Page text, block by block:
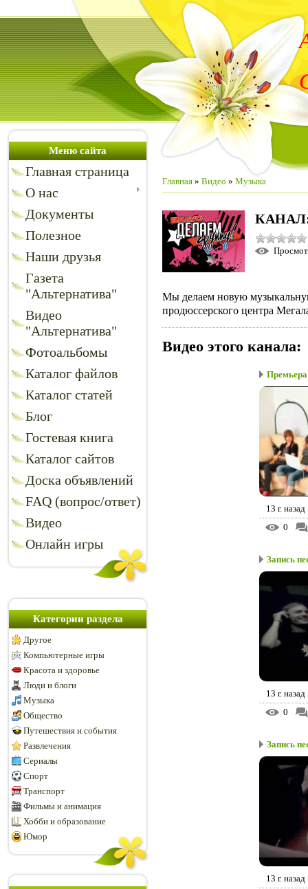
Меню сайта
Главная страница
О нас
Документы
Полезное
Наши друзья
Газета
"Альтернатива"
Видео
"Альтернатива"
Фотоальбомы
Каталог файлов
Каталог статей
Блог
Гостевая книга
Каталог сайтов
Доска объявлений
FAQ (вопрос/ответ)
Видео
Онлайн игры
Категории раздела
Другое
Компьютерные игры
Красота и здоровье
Люди и блоги
Музыка
Общество
Путешествия и события
Развлечения
Сериалы
Спорт
Транспорт
Фильмы и анимация
Хобби и образование
Юмор
Главная » Видео » Музыка
Мы делаем новую
продюссерского центра
Видео этого канала:
Премьера
13 г. назад
0
Запись
13 г. назад
0
Запись
13 г. назад